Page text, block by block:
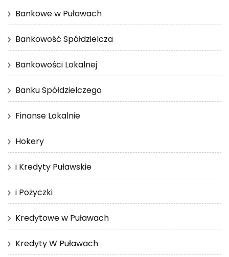
Bankowe w Puławach
Bankowość Spółdzielcza
Bankowości Lokalnej
Banku Spółdzielczego
Finanse Lokalnie
Hokery
i Kredyty Puławskie
i Pożyczki
Kredytowe w Puławach
Kredyty W Puławach